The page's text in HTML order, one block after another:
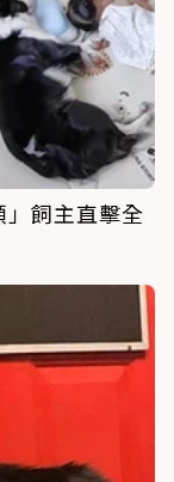
飼主直擊全